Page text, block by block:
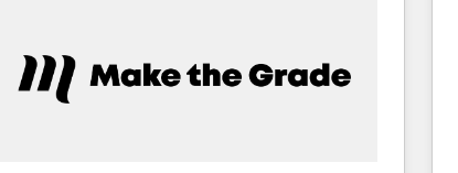
your time zone. What we do ➤ Onboarding: Live in
weeks, with workflows built around your business,